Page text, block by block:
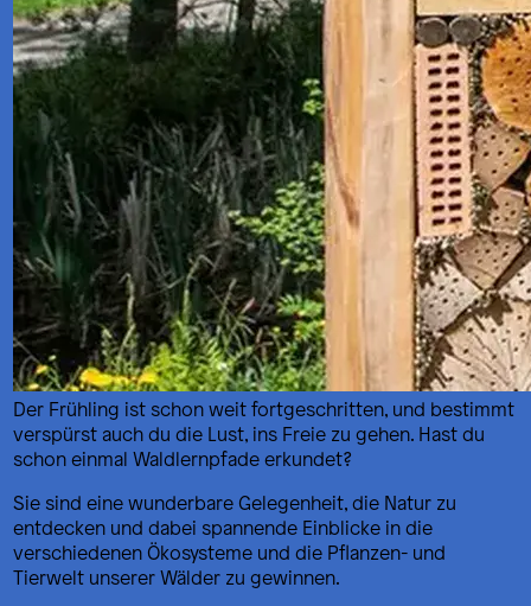
Der Frühling ist schon weit fortgeschritten, und bestimmt
verspürst auch du die Lust, ins Freie zu gehen. Hast du
schon einmal Waldlernpfade erkundet?
Sie sind eine wunderbare Gelegenheit, die Natur zu
entdecken und dabei spannende Einblicke in die
verschiedenen Ökosysteme und die Pflanzen- und
Tierwelt unserer Wälder zu gewinnen.